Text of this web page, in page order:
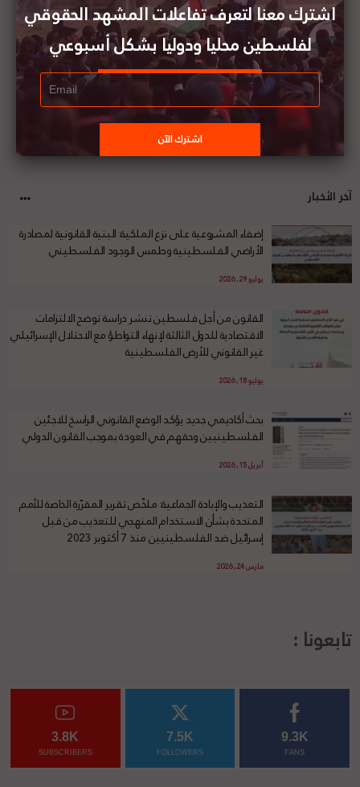
آخر الأخبار
إضفاء المشروعية على نزع الملكية: البنية القانونية لمصادرة
الأراضي الفلسطينية وطمس الوجود الفلسطيني
يوليو 29, 2026
القانون من أجل فلسطين تنشر دراسة توضح الالتزامات
الاقتصادية للدول الثالثة لإنهاء التواطؤ مع الاحتلال الإسرائيلي
غير القانوني للأرض الفلسطينية
يوليو 18, 2026
بحث أكاديمي جديد يؤكد الوضع القانوني الراسخ للاجئين
الفلسطينيين وحقهم في العودة بموجب القانون الدولي
أبريل 15, 2026
التعذيب والإبادة الجماعية: ملخّص تقرير المقرّرة الخاصة للأمم
المتحدة بشأن الاستخدام المنهجي للتعذيب من قبل
إسرائيل ضد الفلسطينيين منذ 7 أكتوبر 2023
مارس 24, 2026
تابعونا :
9.3K
FANS
7.5K
FOLLOWERS
3.8K
SUBSCRIBERS
اشترك معنا لتعرف تفاعلات المشهد الحقوقي
لفلسطين محليا ودوليا بشكل أسبوعي